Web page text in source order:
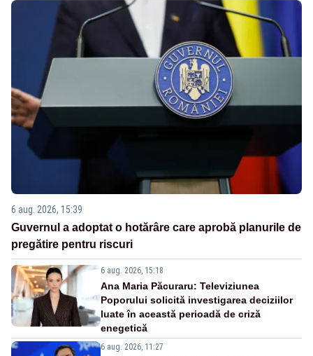
6 aug. 2026, 15:39
Guvernul a adoptat o hotărâre care aprobă planurile de
pregătire pentru riscuri
6 aug. 2026, 15:18
Ana Maria Păcuraru: Televiziunea
Poporului solicită investigarea deciziilor
luate în această perioadă de criză
enegetică
6 aug. 2026, 11:27